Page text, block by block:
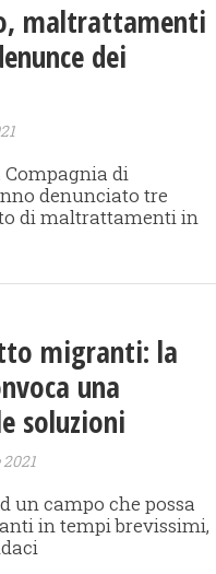
maltrattamenti
dei
di
denunciato tre
di maltrattamenti in
migranti: la
una
soluzioni
un campo che possa
in tempi brevissimi,